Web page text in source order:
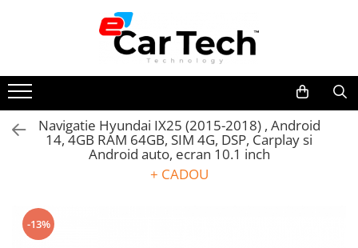
Summer sale
Navigatie dedicata
Navigatii Volkswagen
Navigatii Seat
Navigatii Ford
Navigatie Hyundai IX25 (2015-2018) , Android
14, 4GB RAM 64GB, SIM 4G, DSP, Carplay si
Android auto, ecran 10.1 inch
+ CADOU
-13%